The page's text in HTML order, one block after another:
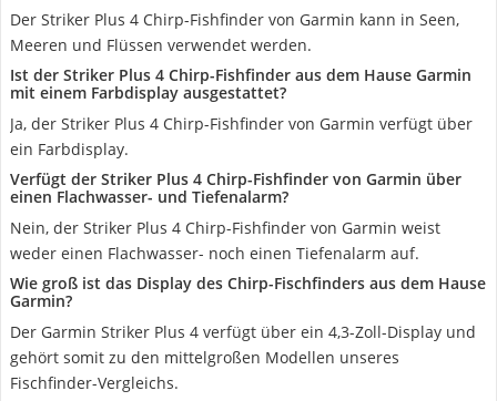
Der Striker Plus 4 Chirp-Fishfinder von Garmin kann in Seen,
Meeren und Flüssen verwendet werden.
Ist der Striker Plus 4 Chirp-Fishfinder aus dem Hause Garmin
mit einem Farbdisplay ausgestattet?
Ja, der Striker Plus 4 Chirp-Fishfinder von Garmin verfügt über
ein Farbdisplay.
Verfügt der Striker Plus 4 Chirp-Fishfinder von Garmin über
einen Flachwasser- und Tiefenalarm?
Nein, der Striker Plus 4 Chirp-Fishfinder von Garmin weist
weder einen Flachwasser- noch einen Tiefenalarm auf.
Wie groß ist das Display des Chirp-Fischfinders aus dem Hause
Garmin?
Der Garmin Striker Plus 4 verfügt über ein 4,3-Zoll-Display und
gehört somit zu den mittelgroßen Modellen unseres
Fischfinder-Vergleichs.